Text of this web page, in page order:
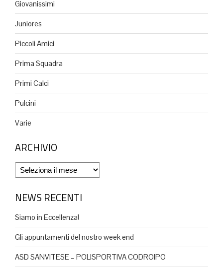
Giovanissimi
Juniores
Piccoli Amici
Prima Squadra
Primi Calci
Pulcini
Varie
ARCHIVIO
Archivio
NEWS RECENTI
Siamo in Eccellenza!
Gli appuntamenti del nostro week end
ASD SANVITESE – POLISPORTIVA CODROIPO